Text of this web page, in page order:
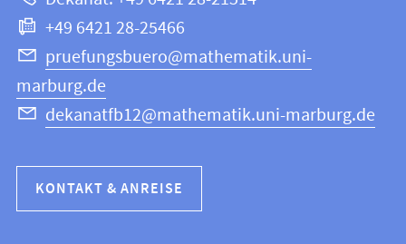
+49 6421 28-25466
pruefungsbuero@mathematik.uni-
marburg.de
dekanatfb12@mathematik.uni-marburg.de
KONTAKT & ANREISE